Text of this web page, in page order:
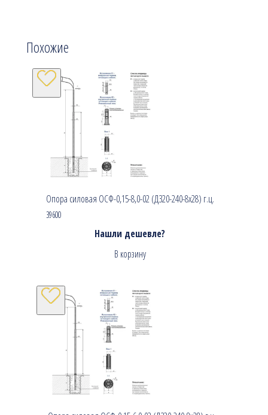
Похожие
Опора силовая ОСФ-0,15-8,0-02 (Д320-240-8х28) г.ц.
39600
Нашли дешевле?
В корзину